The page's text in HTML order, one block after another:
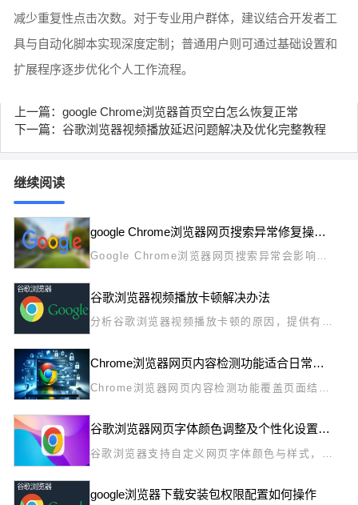
减少重复性点击次数。对于专业用户群体，建议结合开发者工
具与自动化脚本实现深度定制；普通用户则可通过基础设置和
扩展程序逐步优化个人工作流程。
上一篇：google Chrome浏览器首页空白怎么恢复正常
下一篇：谷歌浏览器视频播放延迟问题解决及优化完整教程
继续阅读
google Chrome浏览器网页搜索异常修复操作实操教程
Google Chrome浏览器网页搜索异常会影响信
息获取，教程提供实操操作方法，帮助用户快速
恢复正常搜索功能，提高浏览效率。
谷歌浏览器视频播放卡顿解决办法
分析谷歌浏览器视频播放卡顿的原因，提供有效
解决办法，确保流畅观看体验。
Chrome浏览器网页内容检测功能适合日常使用吗
Chrome浏览器网页内容检测功能覆盖页面结
构、错误和安全问题，实测显示适合日常浏览和
开发使用。
谷歌浏览器网页字体颜色调整及个性化设置教程
谷歌浏览器支持自定义网页字体颜色与样式，优
化视觉体验。本文分享详细调整方法，帮助用户
实现个性化浏览效果。
google浏览器下载安装包权限配置如何操作